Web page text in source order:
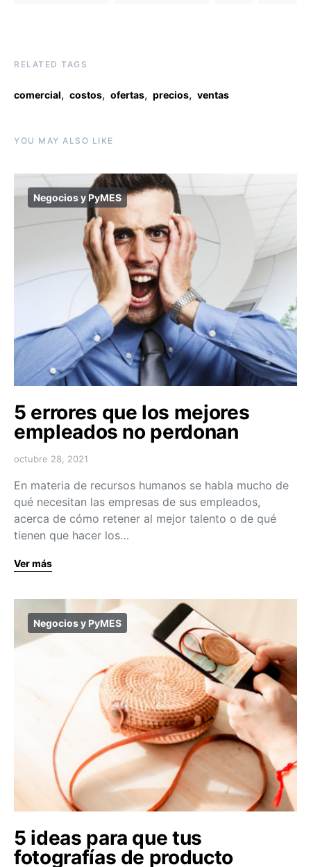
RELATED TAGS
comercial, costos, ofertas, precios, ventas
YOU MAY ALSO LIKE
Negocios y PyMES
5 errores que los mejores
empleados no perdonan
octubre 28, 2021
En materia de recursos humanos se habla mucho de
qué necesitan las empresas de sus empleados,
acerca de cómo retener al mejor talento o de qué
tienen que hacer los…
Ver más
Negocios y PyMES
5 ideas para que tus
fotografías de producto